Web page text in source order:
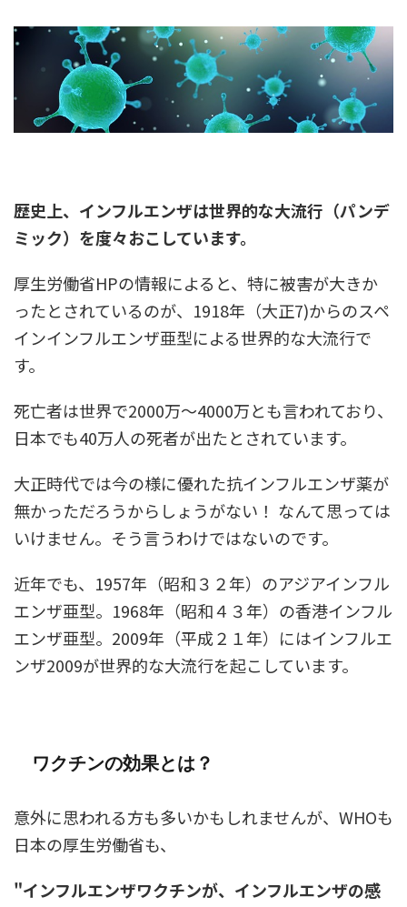
歴史上、インフルエンザは世界的な大流行（パンデ
ミック）を度々おこしています。
厚生労働省HPの情報によると、特に被害が大きか
ったとされているのが、1918年（大正7)からのスペ
インインフルエンザ亜型による世界的な大流行で
す。
死亡者は世界で2000万～4000万とも言われており、
日本でも40万人の死者が出たとされています。
大正時代では今の様に優れた抗インフルエンザ薬が
無かっただろうからしょうがない！ なんて思っては
いけません。そう言うわけではないのです。
近年でも、1957年（昭和３２年）のアジアインフル
エンザ亜型。1968年（昭和４３年）の香港インフル
エンザ亜型。2009年（平成２１年）にはインフルエ
ンザ2009が世界的な大流行を起こしています。
ワクチンの効果とは？
意外に思われる方も多いかもしれませんが、WHOも
日本の厚生労働省も、
"インフルエンザワクチンが、インフルエンザの感